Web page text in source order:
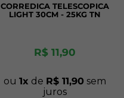
CORREDICA TELESCOPICA
LIGHT 30CM - 25KG TN
R$ 11,90
ou 1 de R$ 11,90 sem
juros